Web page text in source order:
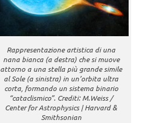
Rappresentazione artistica di una
nana bianca (a destra) che si muove
attorno a una stella più grande simile
al Sole (a sinistra) in un’orbita ultra
corta, formando un sistema binario
“cataclismico”. Crediti: M.Weiss /
Center for Astrophysics | Harvard &
Smithsonian